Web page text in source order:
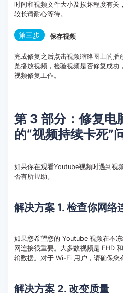
时间和视频文件大小及损坏程度有关
较长请耐心等待。
第三步 保存视频
完成修复之后点击视频缩略图上的播
览播放视频，检验视频是否修复成功
视频修复工作。
第 3 部分：修复
的“视频持续卡死”
如果你在观看Youtube视频时遇到视
否有所帮助。
解决方案 1. 检查你网络
如果您希望您的 Youtube 视频在不
网连接很重要。大多数视频是 FHD
输数据。对于 Wi-Fi 用户，请确保您
解决方案 2. 改变质量